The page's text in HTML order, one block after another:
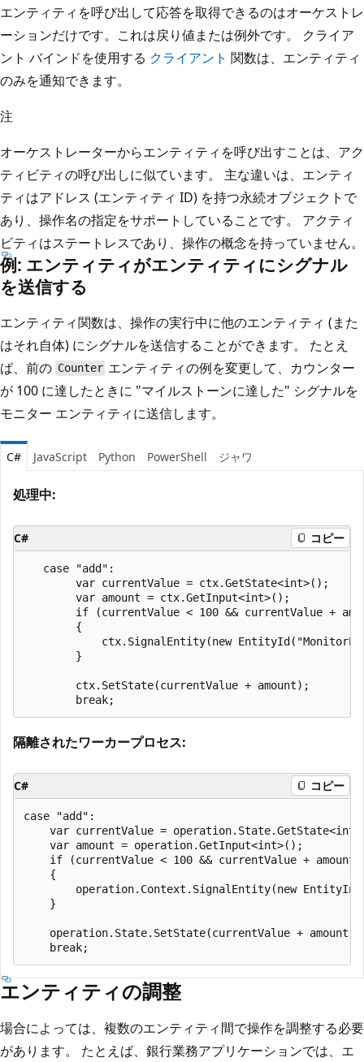
エンティティを呼び出して応答を取得できるのはオーケストレ
ーションだけです。これは戻り値または例外です。 クライア
ント バインドを使用する クライアント 関数は、エンティティ
のみを通知できます。
注
オーケストレーターからエンティティを呼び出すことは、アク
ティビティの呼び出しに似ています。 主な違いは、エンティ
ティはアドレス (エンティティ ID) を持つ永続オブジェクトで
あり、操作名の指定をサポートしていることです。 アクティ
ビティはステートレスであり、操作の概念を持っていません。
例: エンティティがエンティティにシグナル
を送信する
エンティティ関数は、操作の実行中に他のエンティティ (また
はそれ自体) にシグナルを送信することができます。 たとえ
ば、前の Counter エンティティの例を変更して、カウンター
が 100 に達したときに "マイルストーンに達した" シグナルを
モニター エンティティに送信します。
C# JavaScript Python PowerShell ジャワ
処理中:
C# コピー
   case "add":
        var currentValue = ctx.GetState<int>();
        var amount = ctx.GetInput<int>();
if (currentValue < 100 && currentValue +
        {
ctx.SignalEntity(new
        }
        ctx.SetState(currentValue + amount);
隔離されたワーカープロセス:
C# コピー
case "add":
var currentValue =
    var amount = operation.GetInput<int>();
if (currentValue < 100 && currentValue + amount
    {
operation.Context.SignalEntity(new
    }
    operation.State.SetState(currentValue + amount);
エンティティの調整
場合によっては、複数のエンティティ間で操作を調整する必要
があります。 たとえば、銀行業務アプリケーションでは、エ